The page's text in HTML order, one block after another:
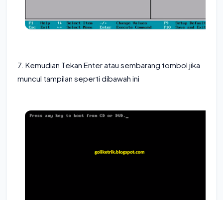
7. Kemudian Tekan Enter atau sembarang tombol jika
muncul tampilan seperti dibawah ini